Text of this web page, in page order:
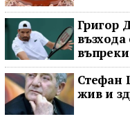
Григор
възхода
Стефан
жив и